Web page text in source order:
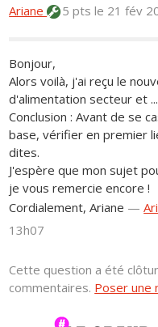
Ariane
5 ptsle 21 fév
Bonjour,
Alors voilà, j'ai reçu le
d'alimentation secteur et
Conclusion : Avant de se
base, vérifier en premier
dites.
J'espère que mon sujet
je vous remercie encore !
Cordialement, Ariane —
13h07
Cette question a été
commentaires. Poser une